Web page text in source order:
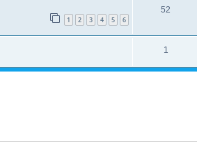
1 2 3 4 5 6
52
1